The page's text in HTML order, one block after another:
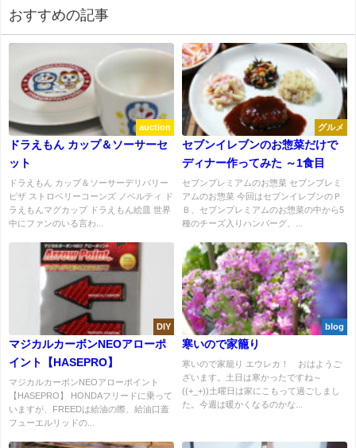
おすすめの記事
auction
ドラえもん カップ＆ソーサーセ
ット
ドラえもん カップ＆ソーサーデリバリー
ピザ ストロベリーコーンズ ノベルティ ド
ラえもんマグカップ ドラえもん絵皿 世界
中にファンのいる言わ...
グルメ
セブンイレブンのお惣菜だけで
ディナー作ってみた ～1食目
セブンプレミアムのお惣菜 セブンプレミ
アムのお惣菜 今回はセブンイレブンのＰ
Ｂ、セブンプレミアムのお惣菜の中から5
種のチーズ入りハンバーグ、...
DIY
マジカルカーボンNEOアローポ
イント【HASEPRO】
マジカルカーボンNEOアローポイント
【HASEPRO】 HONDAフリードに乗って
いますが、FREEDは給油の際、給油口蓋
フューエルリッドの...
blog
寒いので家籠り
寒いので家籠り エウレカ！ おはようご
ざいます。土日は寒かったですね～
((+_+))土曜日は家にこもって過ごしまし
た。今週は暖かくなるのかな...